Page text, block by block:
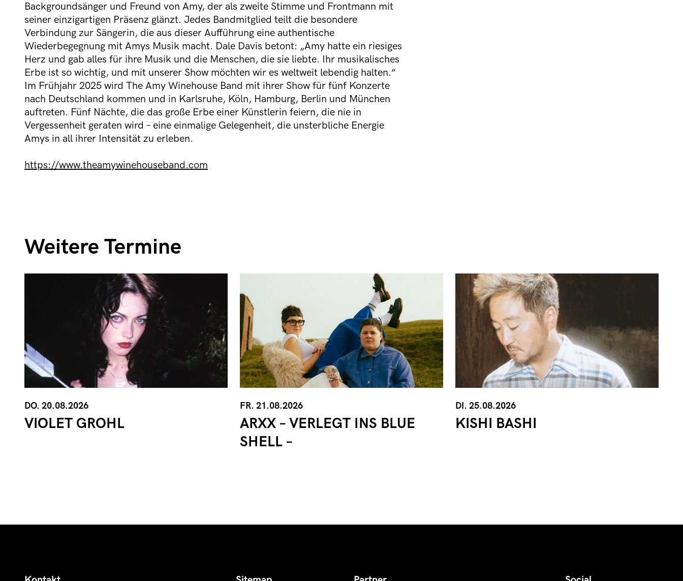
Backgroundsänger und Freund von Amy, der als zweite Stimme und Frontmann mit
seiner einzigartigen Präsenz glänzt. Jedes Bandmitglied teilt die besondere
Verbindung zur Sängerin, die aus dieser Aufführung eine authentische
Wiederbegegnung mit Amys Musik macht. Dale Davis betont: „Amy hatte ein riesiges
Herz und gab alles für ihre Musik und die Menschen, die sie liebte. Ihr musikalisches
Erbe ist so wichtig, und mit unserer Show möchten wir es weltweit lebendig halten.“
Im Frühjahr 2025 wird The Amy Winehouse Band mit ihrer Show für fünf Konzerte
nach Deutschland kommen und in Karlsruhe, Köln, Hamburg, Berlin und München
auftreten. Fünf Nächte, die das große Erbe einer Künstlerin feiern, die nie in
Vergessenheit geraten wird – eine einmalige Gelegenheit, die unsterbliche Energie
Amys in all ihrer Intensität zu erleben.
https://www.theamywinehouseband.com
Weitere Termine
DO. 20.08.2026
VIOLET GROHL
FR. 21.08.2026
ARXX – VERLEGT INS BLUE
SHELL –
DI. 25.08.2026
KISHI BASHI